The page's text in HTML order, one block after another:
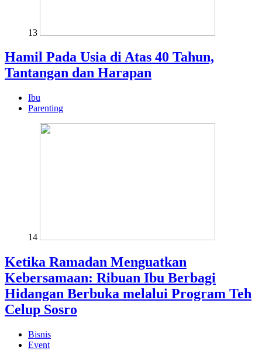
13
Hamil Pada Usia di Atas 40 Tahun,
Tantangan dan Harapan
Ibu
Parenting
14
Ketika Ramadan Menguatkan
Kebersamaan: Ribuan Ibu Berbagi
Hidangan Berbuka melalui Program Teh
Celup Sosro
Bisnis
Event